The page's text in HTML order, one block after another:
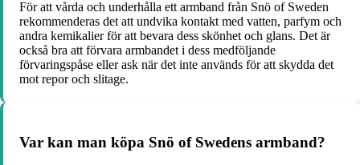
För att vårda och underhålla ett armband från Snö of Sweden
rekommenderas det att undvika kontakt med vatten, parfym och
andra kemikalier för att bevara dess skönhet och glans. Det är
också bra att förvara armbandet i dess medföljande
förvaringspåse eller ask när det inte används för att skydda det
mot repor och slitage.
Var kan man köpa Snö of Swedens armband?